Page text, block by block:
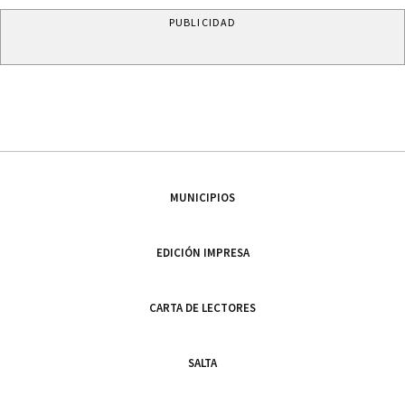
PUBLICIDAD
MUNICIPIOS
EDICIÓN IMPRESA
CARTA DE LECTORES
SALTA